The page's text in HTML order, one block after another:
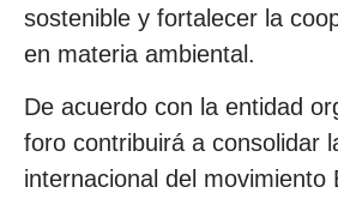
sostenible y fortalecer la
en materia ambiental.
De acuerdo con la entidad
foro contribuirá a consolidar
internacional del movimiento